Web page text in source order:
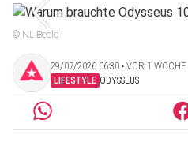
© NL Beeld
29/07/2026 06:30 ‧ VOR 1 WOCHE
LIFESTYLE ODYSSEUS